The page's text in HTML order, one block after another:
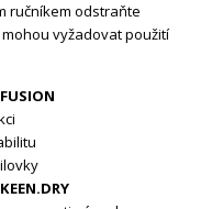
ručníkem odstraňte
vyžadovat použití
KEEN.DRY